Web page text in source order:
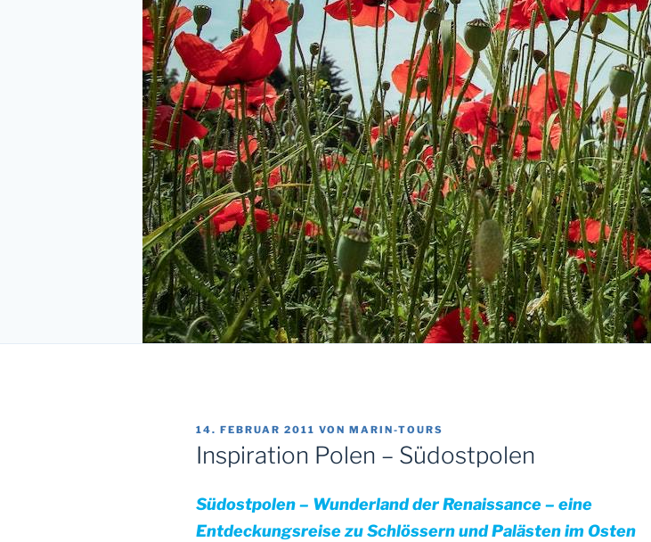
VERÖFFENTLICHT
AM
14. FEBRUAR 2011 VON MARIN-TOURS
Inspiration Polen – Südostpolen
Südostpolen – Wunderland der Renaissance – eine
Entdeckungsreise zu Schlössern und Palästen im Osten